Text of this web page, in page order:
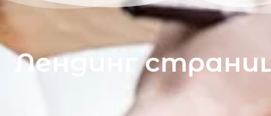
Лендинг